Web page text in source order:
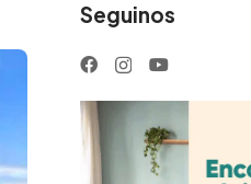
Seguinos